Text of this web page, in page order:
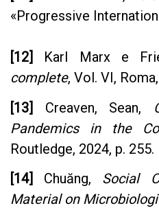
«Progressive
[12] Karl Marx e
complete, Vol. VI,
[13]
Creaven, Sean,
Pandemics in the
Routledge, 2024, p. 255.
[14]
Chuăng, Social
Material on